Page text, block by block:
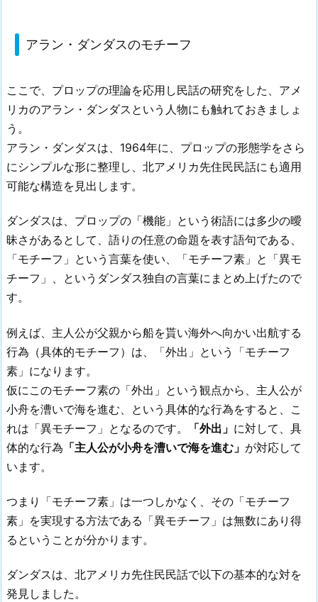
アラン・ダンダスのモチーフ
ここで、プロップの理論を応用し民話の研究をした、アメ
リカのアラン・ダンダスという人物にも触れておきましょ
う。
アラン・ダンダスは、1964年に、プロップの形態学をさら
にシンプルな形に整理し、北アメリカ先住民民話にも適用
可能な構造を見出します。
ダンダスは、プロップの「機能」という術語には多少の曖
昧さがあるとして、語りの任意の命題を表す語句である、
「モチーフ」という言葉を使い、「モチーフ素」と「異モ
チーフ」、というダンダス独自の言葉にまとめ上げたので
す。
例えば、主人公が父親から船を貰い海外へ向かい出航する
行為（具体的モチーフ）は、「外出」という「モチーフ
素」になります。
仮にこのモチーフ素の「外出」という観点から、主人公が
小舟を漕いで海を進む、という具体的な行為をすると、こ
れは「異モチーフ」となるのです。
「外出」 に対して、具
体的な行為 「主人公が小舟を漕いで海を進む」 が対応して
います。
つまり「モチーフ素」は一つしかなく、その「モチーフ
素」を実現する方法である「異モチーフ」は無数にあり得
るということが分かります。
ダンダスは、北アメリカ先住民民話で以下の基本的な対を
発見しました。